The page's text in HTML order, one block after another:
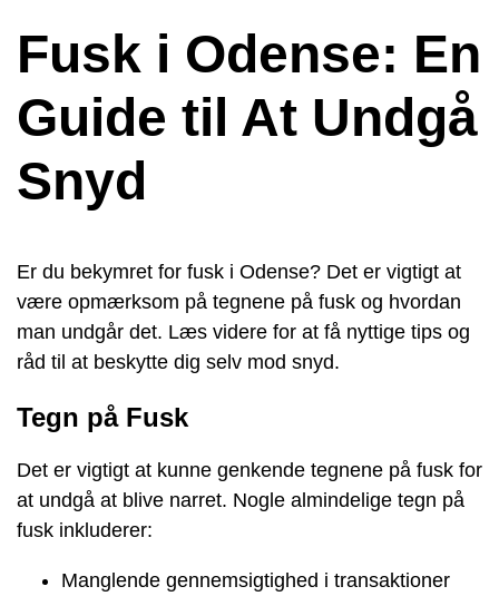
Fusk i Odense: En
Guide til At Undgå
Snyd
Er du bekymret for fusk i Odense? Det er vigtigt at
være opmærksom på tegnene på fusk og hvordan
man undgår det. Læs videre for at få nyttige tips og
råd til at beskytte dig selv mod snyd.
Tegn på Fusk
Det er vigtigt at kunne genkende tegnene på fusk for
at undgå at blive narret. Nogle almindelige tegn på
fusk inkluderer:
Manglende gennemsigtighed i transaktioner